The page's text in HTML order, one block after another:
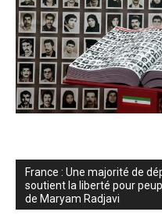
France : Une majorité de
soutient la liberté pour
de Maryam Radjavi